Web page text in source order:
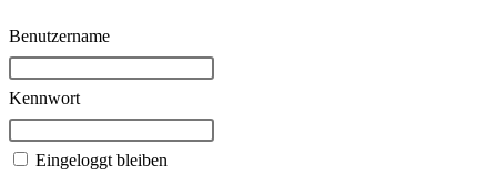
Benutzername
Kennwort
Eingeloggt bleiben